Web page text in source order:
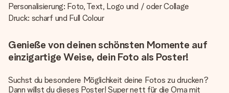
Personalisierung: Foto, Text, Logo und / oder Collage
Druck: scharf und Full Colour
Genieße von deinen schönsten Momente auf
einzigartige Weise, dein Foto als Poster!
Suchst du besondere Möglichkeit deine Fotos zu drucken?
Dann willst du dieses Poster! Super nett für die Oma mit